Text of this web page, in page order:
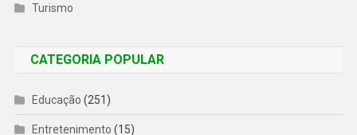
Turismo
CATEGORIA POPULAR
Educação (251)
Entretenimento (15)